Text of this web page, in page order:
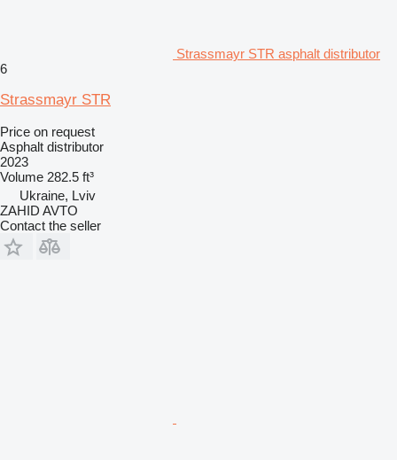
Strassmayr STR asphalt distributor
6
Strassmayr STR
Price on request
Asphalt distributor
2023
Volume 282.5 ft³
Ukraine, Lviv
ZAHID AVTO
Contact the seller